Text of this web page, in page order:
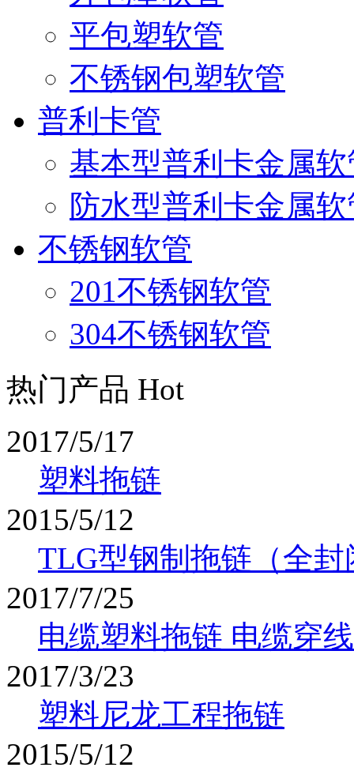
平包塑软管
不锈钢包塑软管
普利卡管
基本型普利卡金属软
防水型普利卡金属
不锈钢软管
201不锈钢软管
304不锈钢软管
热门产品 Hot
2017/5/17
塑料拖链
2015/5/12
TLG型钢制拖链（全封
2017/7/25
电缆塑料拖链 电缆穿
2017/3/23
塑料尼龙工程拖链
2015/5/12